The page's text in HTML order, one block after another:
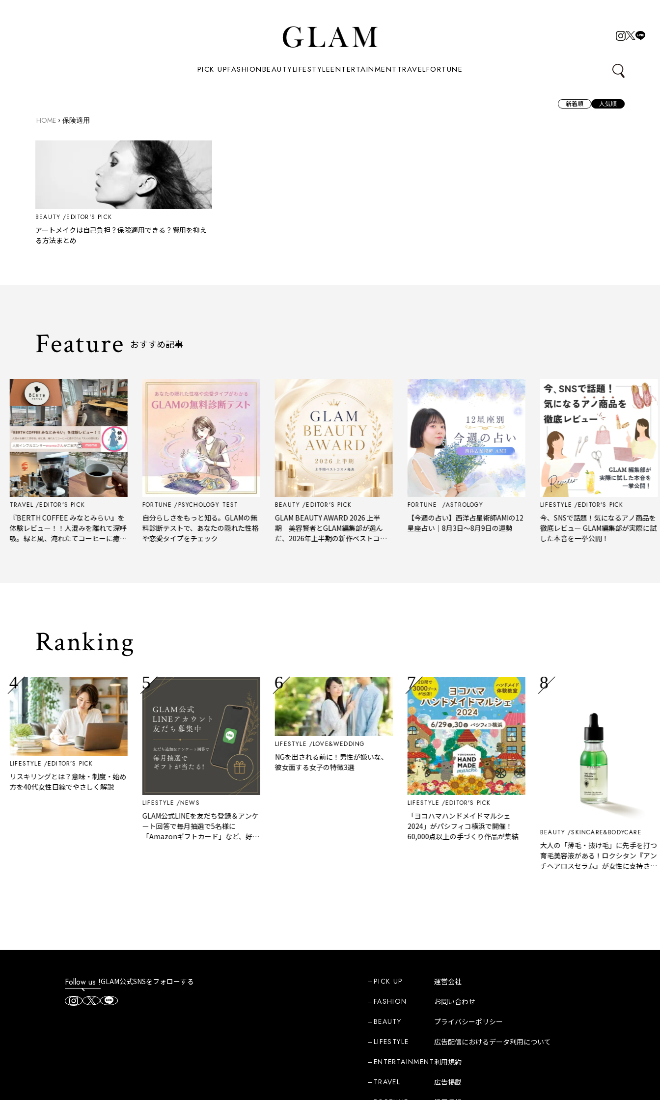
PICK UPFASHIONBEAUTYLIFESTYLEENTERTAINMENTTRAVELFORTUNE
新着順 人気順
HOME › 保険適用
BEAUTY EDITOR'S PICK
アートメイクは自己負担？保険適用できる？費用を抑え
る方法まとめ
Feature おすすめ記事
EDITOR'S PICK
BERTH COFFEE みなとみらい』を
験レビュー！！人混みを離れて深呼
。緑と風、淹れたてコーヒーに癒や
FORTUNE PSYCHOLOGY TEST
自分らしさをもっと知る。GLAMの無
料診断テストで、あなたの隠れた性格
や恋愛タイプをチェック
BEAUTY EDITOR'S PICK
GLAM BEAUTY AWARD 2026 上半
期 美容賢者とGLAM編集部が選ん
だ、2026年上半期の新作ベストコス
FORTUNE ASTROLOGY
【今週の占い】西洋占星術師AMIの12
星座占い｜8月3日～8月9日の運勢
LIFESTYLE EDITOR'S PICK
今、SNSで話題！気になるアノ商品を
徹底レビュー GLAM編集部が実際に試
した本音を一挙公開！
Ranking
EDITOR'S PICK
スキリングとは？意味・制度・始め
を40代女性目線でやさしく解説
LIFESTYLE NEWS
GLAM公式LINEを友だち登録＆アンケ
ート回答で毎月抽選で5名様に
「Amazonギフトカード」など、好き
LIFESTYLE LOVE&WEDDING
NGを出される前に！男性が嫌いな、
彼女面する女子の特徴3選
LIFESTYLE EDITOR'S PICK
「ヨコハマハンドメイドマルシェ
2024」がパシフィコ横浜で開催！
60,000点以上の手づくり作品が集結
BEAUTY SKINCARE&BODYCARE
大人の「薄毛・抜け毛」に先手を打つ
育毛美容液がある！ロクシタン『アン
チヘアロスセラム』が女性に支持され
Follow us !GLAM公式SNSをフォローする PICK UP
FASHION
BEAUTY
LIFESTYLE
ENTERTAINMENT
TRAVEL
運営会社
お問い合わせ
プライバシーポリシー
広告配信におけるデータ利用について
利用規約
広告掲載